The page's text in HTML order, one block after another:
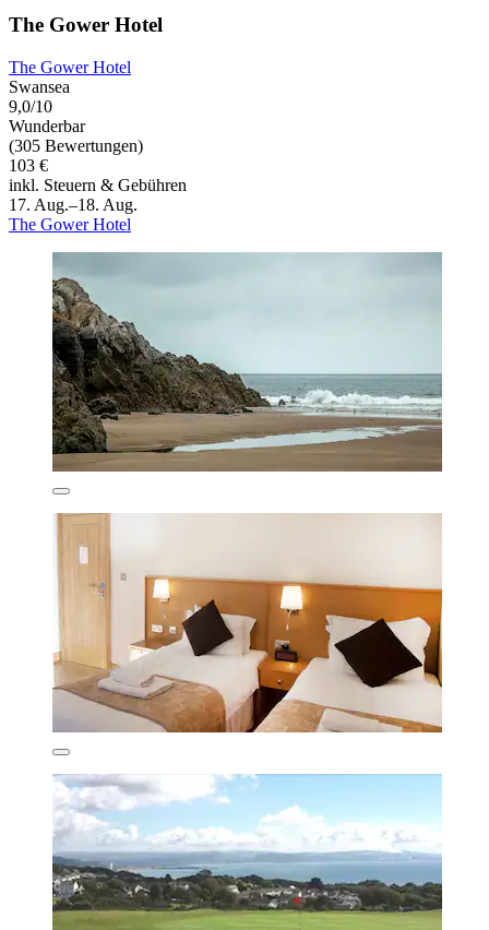
The Gower Hotel
The Gower Hotel
Swansea
9,0/10
Wunderbar
(305 Bewertungen)
103 €
inkl. Steuern & Gebühren
17. Aug.–18. Aug.
The Gower Hotel